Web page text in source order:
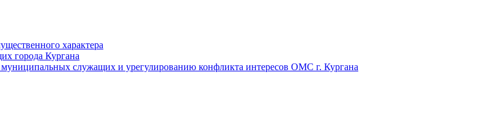
характера
города Кургана
служащих и урегулированию конфликта интересов ОМС г. Кургана